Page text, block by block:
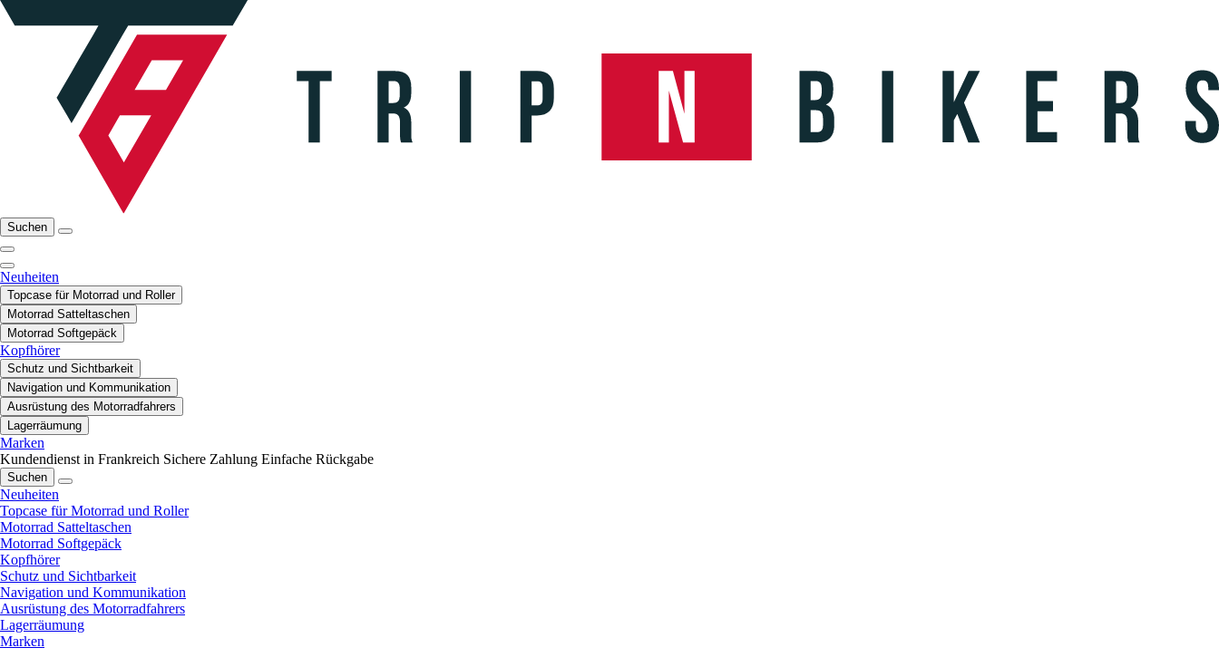
Suchen
Neuheiten
Topcase für Motorrad und Roller
Motorrad Satteltaschen
Motorrad Softgepäck
Kopfhörer
Schutz und Sichtbarkeit
Navigation und Kommunikation
Ausrüstung des Motorradfahrers
Lagerräumung
Marken
Kundendienst in Frankreich Sichere Zahlung Einfache Rückgabe
Suchen
Neuheiten
Topcase für Motorrad und Roller
Motorrad Satteltaschen
Motorrad Softgepäck
Kopfhörer
Schutz und Sichtbarkeit
Navigation und Kommunikation
Ausrüstung des Motorradfahrers
Lagerräumung
Marken